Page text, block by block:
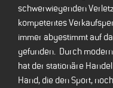
schwerwiegenden
kompetentes
immer abgestimmt auf
gefunden. Durch
hat der stationäre
Hand, die den Sport,